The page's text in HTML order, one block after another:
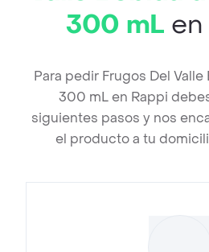
300 mL en
Para pedir Frugos Del
300 mL en Rappi
siguientes pasos y nos
el producto a tu